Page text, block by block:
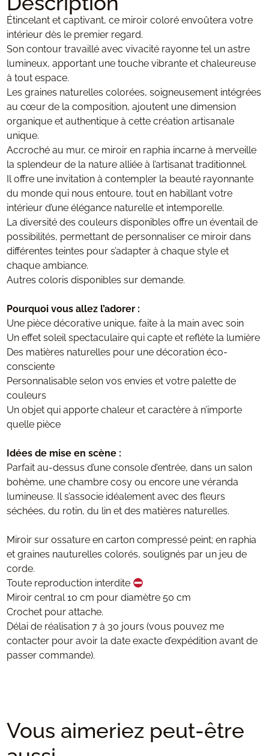
Étincelant et captivant, ce miroir coloré envoûtera votre
intérieur dès le premier regard.
Son contour travaillé avec vivacité rayonne tel un astre
lumineux, apportant une touche vibrante et chaleureuse
à tout espace.
Les graines naturelles colorées, soigneusement intégrées
au cœur de la composition, ajoutent une dimension
organique et authentique à cette création artisanale
unique.
Accroché au mur, ce miroir en raphia incarne à merveille
la splendeur de la nature alliée à l’artisanat traditionnel.
Il offre une invitation à contempler la beauté rayonnante
du monde qui nous entoure, tout en habillant votre
intérieur d’une élégance naturelle et intemporelle.
La diversité des couleurs disponibles offre un éventail de
possibilités, permettant de personnaliser ce miroir dans
différentes teintes pour s’adapter à chaque style et
chaque ambiance.
Autres coloris disponibles sur demande.
Pourquoi vous allez l’adorer :
Une pièce décorative unique, faite à la main avec soin
Un effet soleil spectaculaire qui capte et reflète la lumière
Des matières naturelles pour une décoration éco-
consciente
Personnalisable selon vos envies et votre palette de
couleurs
Un objet qui apporte chaleur et caractère à n’importe
quelle pièce
Idées de mise en scène :
Parfait au-dessus d’une console d’entrée, dans un salon
bohème, une chambre cosy ou encore une véranda
lumineuse. Il s’associe idéalement avec des fleurs
séchées, du rotin, du lin et des matières naturelles.
Miroir sur ossature en carton compressé peint; en raphia
et graines nauturelles colorés, soulignés par un jeu de
corde.
Toute reproduction interdite
Miroir central 10 cm pour diamètre 50 cm
Crochet pour attache.
Délai de réalisation 7 à 30 jours (vous pouvez me
contacter pour avoir la date exacte d’expédition avant de
passer commande).
Vous aimeriez peut-être